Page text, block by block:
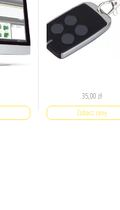
35,00 zł
Zobacz cenę